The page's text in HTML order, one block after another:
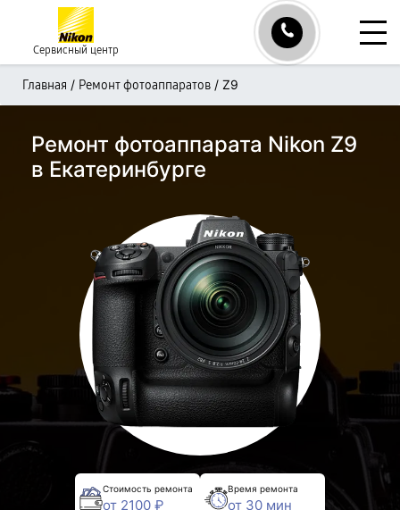
Сервисный центр
Главная / Ремонт фотоаппаратов / Z9
Ремонт фотоаппарата Nikon Z9
в Екатеринбурге
Стоимость ремонта
от 2100 ₽
Время ремонта
от 30 мин